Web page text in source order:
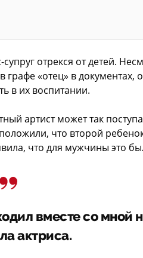
отрекся от детей.
«отец» в документах,
в их воспитании.
артист может так
что второй
что для мужчины это
вместе со мной
актриса.